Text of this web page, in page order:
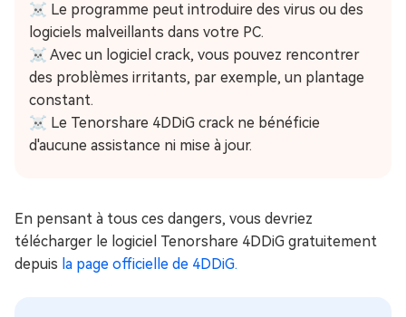
☠ Le programme peut introduire des virus ou des
logiciels malveillants dans votre PC.
☠ Avec un logiciel crack, vous pouvez rencontrer
des problèmes irritants, par exemple, un plantage
constant.
☠ Le Tenorshare 4DDiG crack ne bénéficie
d'aucune assistance ni mise à jour.
En pensant à tous ces dangers, vous devriez
télécharger le logiciel Tenorshare 4DDiG gratuitement
depuis la page officielle de 4DDiG.